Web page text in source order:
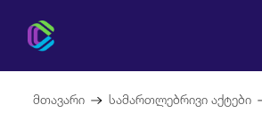
მთავარი სამართლებრივი აქტები